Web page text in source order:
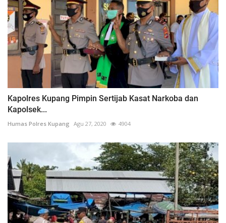
Kapolres Kupang Pimpin Sertijab Kasat Narkoba dan
Kapolsek...
Humas Polres Kupang Agu 27, 2020 4904